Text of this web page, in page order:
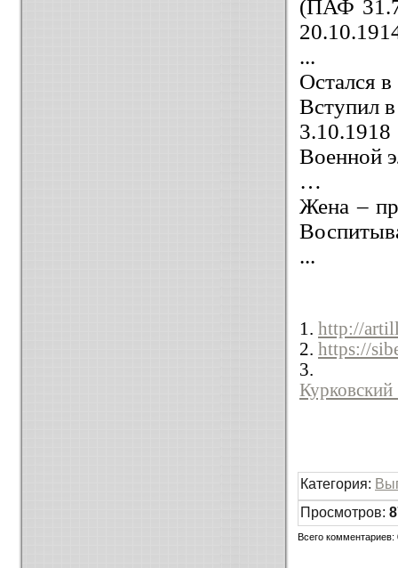
(ПАФ
...
Остался
Вступил
Военной
…
Жена –
...
1. http://
2. https://
Категория:
Просмотров:
Всего комментариев: